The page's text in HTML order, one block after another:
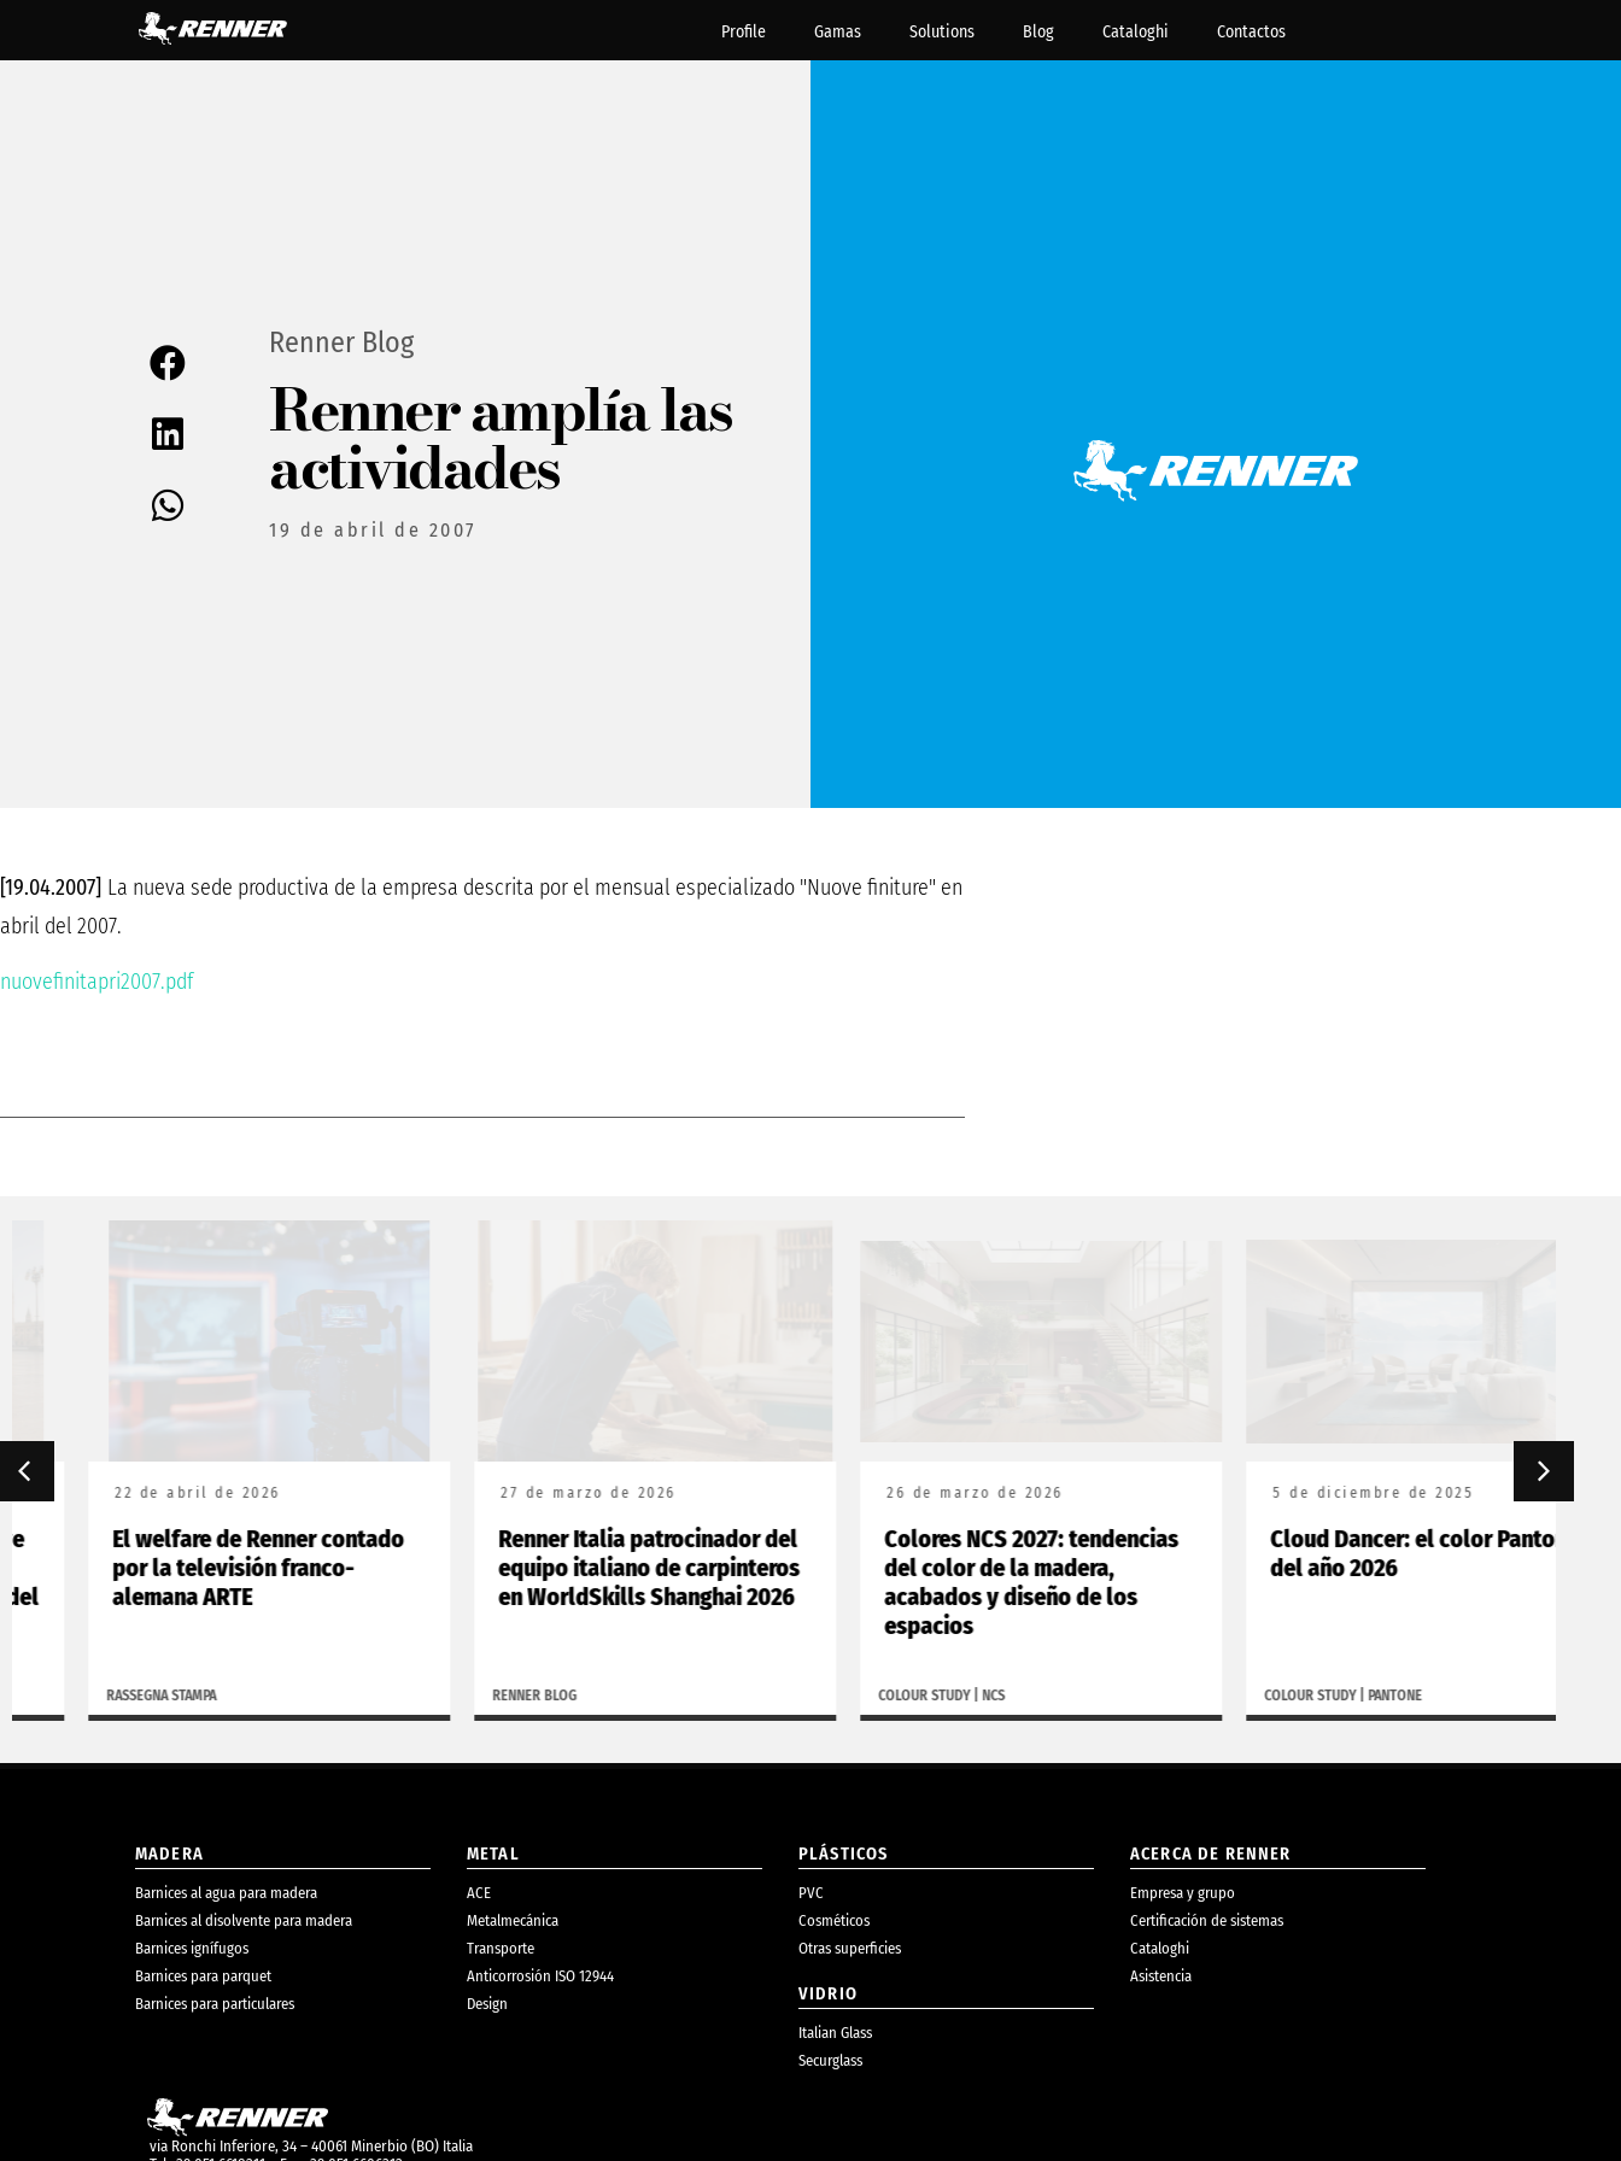
Profile Gamas Solutions Blog Cataloghi Contactos
Renner Blog
Renner amplía las
actividades
19 de abril de 2007
[19.04.2007] La nueva sede productiva de la empresa descrita por el mensual especializado "Nuove finiture" en
abril del 2007.
nuovefinitapri2007.pdf
22 de abril de 2026
El welfare de Renner contado
por la televisión franco-
alemana ARTE
RASSEGNA STAMPA
27 de marzo de 2026
Renner Italia patrocinador del
equipo italiano de carpinteros
en WorldSkills Shanghai 2026
RENNER BLOG
26 de marzo de 2026
Colores NCS 2027: tendencias
del color de la madera,
acabados y diseño de los
espacios
COLOUR STUDY|NCS
5 de diciembre de 2025
Cloud Dancer: el color Pantone
del año 2026
COLOUR STUDY|PANTONE
MADERA
Barnices al agua para madera
Barnices al disolvente para madera
Barnices ignífugos
Barnices para parquet
Barnices para particulares
METAL
ACE
Metalmecánica
Transporte
Anticorrosión ISO 12944
Design
PLÁSTICOS
PVC
Cosméticos
Otras superficies
VIDRIO
Italian Glass
Securglass
ACERCA DE RENNER
Empresa y grupo
Certificación de sistemas
Cataloghi
Asistencia
via Ronchi Inferiore, 34 – 40061 Minerbio (BO) Italia